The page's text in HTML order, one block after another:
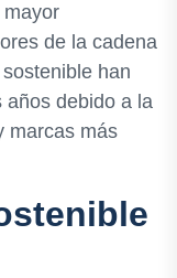
de la cadena
han
años debido a la
marcas más